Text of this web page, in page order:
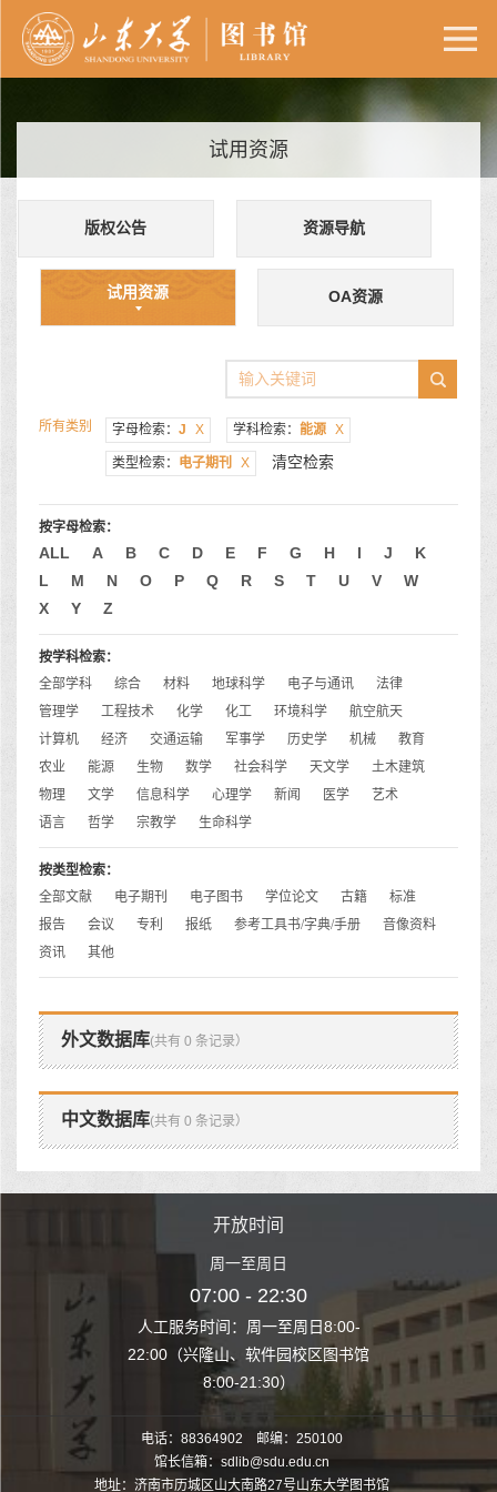
试用资源
版权公告 资源导航
试用资源 OA资源
所有类别 字母检索： J X 学科检索： 能源 X
类型检索： 电子期刊 X 清空检索
按字母检索：
ALL A B C D E F G H I J
K
L
M N O P Q R S T U V
W
X
Y Z
按学科检索：
全部学科
综合 材料 地球科学 电子与通讯
法律
管理学
工程技术 化学 化工 环境科学
航空航天
计算机
经济 交通运输 军事学 历史学 机械
教育
农业
能源 生物 数学 社会科学 天文学
土木建筑
物理
文学 信息科学 心理学 新闻 医学
艺术
语言
哲学 宗教学 生命科学
按类型检索：
全部文献
电子期刊 电子图书 学位论文 古籍
标准
报告
会议 专利 报纸 参考工具书/字典/手册
音像资料
资讯
其他
外文数据库(共有 0 条记录）
中文数据库(共有 0 条记录）
至周日8:00-
园校区图书馆
开放时间
周一至周日
07:00 - 22:30
人工服务时间：周一至周日8:00-
22:00（兴隆山、软件园校区图书馆
8:00-21:30）
人工服务时间
22:00（兴隆山
电话：88364902 邮编：250100
馆长信箱：sdlib@sdu.edu.cn
地址：济南市历城区山大南路27号山东大学图书馆